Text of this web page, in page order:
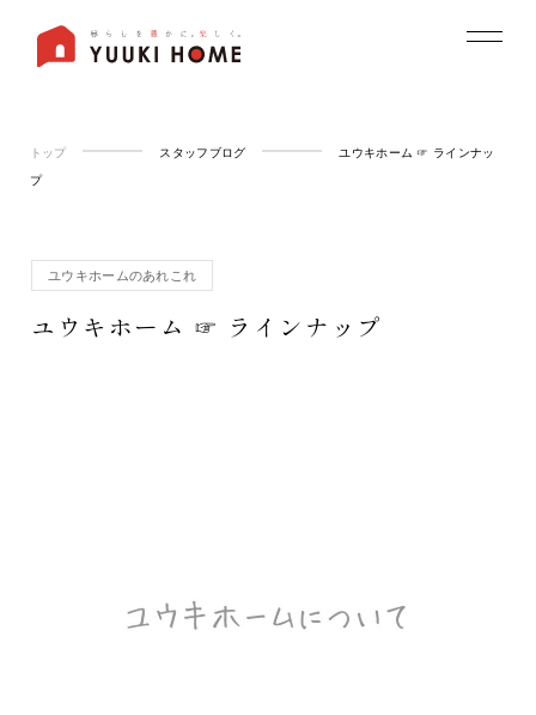
トップ スタッフブログ ユウキホーム ☞ ラインナッ
プ
ユウキホームのあれこれ
ユウキホーム ☞ ラインナップ